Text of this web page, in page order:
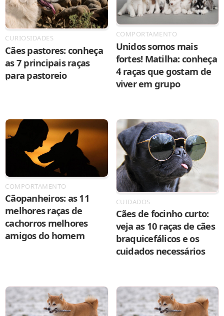
CURIOSIDADES
Cães pastores: conheça
as 7 principais raças
para pastoreio
COMPORTAMENTO
Unidos somos mais
fortes! Matilha: conheça
4 raças que gostam de
viver em grupo
COMPORTAMENTO
Cãopanheiros: as 11
melhores raças de
cachorros melhores
amigos do homem
CUIDADOS
Cães de focinho curto:
veja as 10 raças de cães
braquicefálicos e os
cuidados necessários